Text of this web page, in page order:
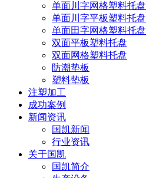
单面川字网格塑料托盘
单面川字平板塑料托盘
单面田字网格塑料托盘
双面平板塑料托盘
双面网格塑料托盘
防潮垫板
塑料垫板
注塑加工
成功案例
新闻资讯
国凯新闻
行业资讯
关于国凯
国凯简介